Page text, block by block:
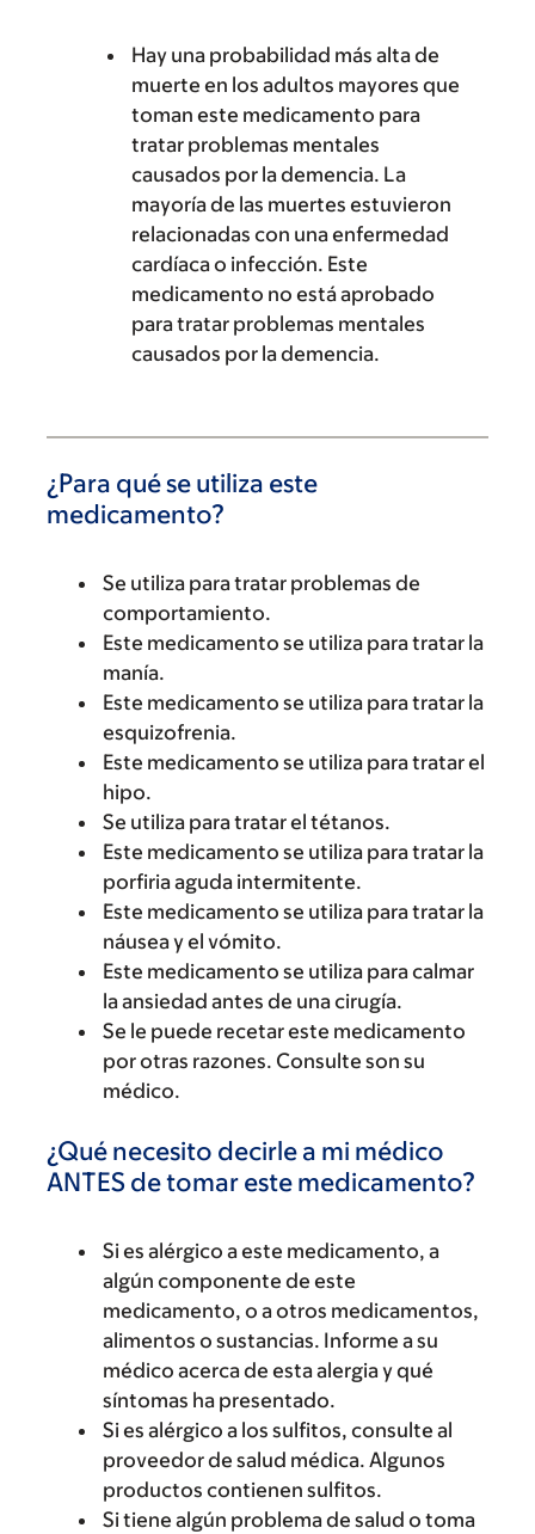
Hay una probabilidad más alta de
muerte en los adultos mayores que
toman este medicamento para
tratar problemas mentales
causados por la demencia. La
mayoría de las muertes estuvieron
relacionadas con una enfermedad
cardíaca o infección. Este
medicamento no está aprobado
para tratar problemas mentales
causados por la demencia.
¿Para qué se utiliza este
medicamento?
Se utiliza para tratar problemas de
comportamiento.
Este medicamento se utiliza para tratar la
manía.
Este medicamento se utiliza para tratar la
esquizofrenia.
Este medicamento se utiliza para tratar el
hipo.
Se utiliza para tratar el tétanos.
Este medicamento se utiliza para tratar la
porfiria aguda intermitente.
Este medicamento se utiliza para tratar la
náusea y el vómito.
Este medicamento se utiliza para calmar
la ansiedad antes de una cirugía.
Se le puede recetar este medicamento
por otras razones. Consulte son su
médico.
¿Qué necesito decirle a mi médico
ANTES de tomar este medicamento?
Si es alérgico a este medicamento, a
algún componente de este
medicamento, o a otros medicamentos,
alimentos o sustancias. Informe a su
médico acerca de esta alergia y qué
síntomas ha presentado.
Si es alérgico a los sulfitos, consulte al
proveedor de salud médica. Algunos
productos contienen sulfitos.
Si tiene algún problema de salud o toma